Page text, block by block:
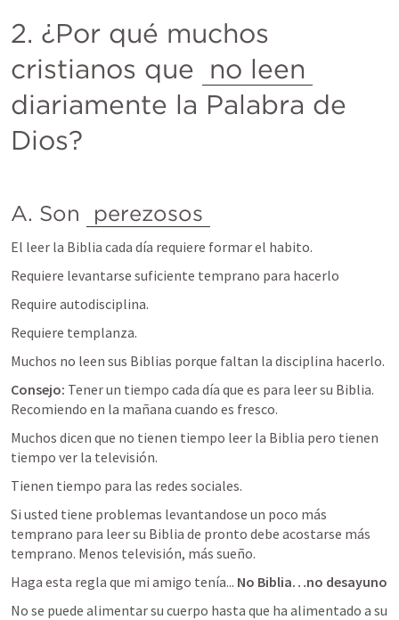
2. ¿Por qué muchos
cristianos que no leen
diariamente la Palabra de
Dios?
A. Son perezosos
El leer la Biblia cada día requiere formar el habito.
Requiere levantarse suficiente temprano para hacerlo
Require autodisciplina.
Requiere templanza.
Muchos no leen sus Biblias porque faltan la disciplina hacerlo.
Consejo: Tener un tiempo cada día que es para leer su Biblia.
Recomiendo en la mañana cuando es fresco.
Muchos dicen que no tienen tiempo leer la Biblia pero tienen
tiempo ver la televisión.
Tienen tiempo para las redes sociales.
Si usted tiene problemas levantandose un poco más
temprano para leer su Biblia de pronto debe acostarse más
temprano. Menos televisión, más sueño.
Haga esta regla que mi amigo tenía... No Biblia…no desayuno
No se puede alimentar su cuerpo hasta que ha alimentado a su